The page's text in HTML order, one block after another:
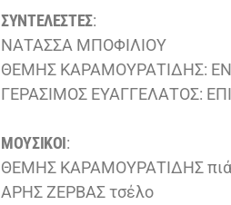
ΣΥΝΤΕΛΕΣΤΕΣ:
ΝΑΤΑΣΣΑ ΜΠΟΦΙΛΙΟΥ
ΘΕΜΗΣ ΚΑΡΑΜΟΥΡΑΤΙΔΗΣ:
ΓΕΡΑΣΙΜΟΣ ΕΥΑΓΓΕΛΑΤΟΣ:
ΜOYΣΙΚΟΙ:
ΘΕΜΗΣ ΚΑΡΑΜΟΥΡΑΤΙΔΗΣ
ΑΡΗΣ ΖΕΡΒΑΣ τσέλο